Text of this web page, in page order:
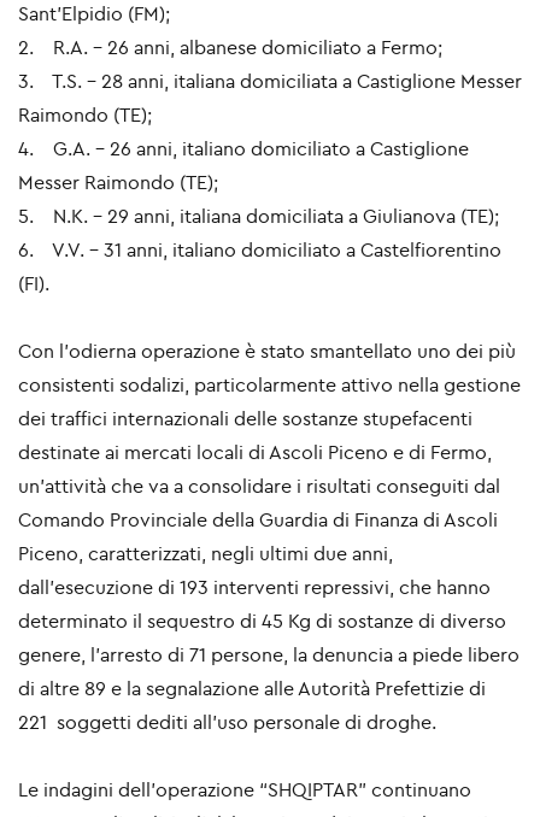
Sant’Elpidio (FM);
2. R.A. – 26 anni, albanese domiciliato a Fermo;
3. T.S. – 28 anni, italiana domiciliata a Castiglione Messer
Raimondo (TE);
4. G.A. – 26 anni, italiano domiciliato a Castiglione
Messer Raimondo (TE);
5. N.K. – 29 anni, italiana domiciliata a Giulianova (TE);
6. V.V. – 31 anni, italiano domiciliato a Castelfiorentino
(FI).
Con l’odierna operazione è stato smantellato uno dei più
consistenti sodalizi, particolarmente attivo nella gestione
dei traffici internazionali delle sostanze stupefacenti
destinate ai mercati locali di Ascoli Piceno e di Fermo,
un’attività che va a consolidare i risultati conseguiti dal
Comando Provinciale della Guardia di Finanza di Ascoli
Piceno, caratterizzati, negli ultimi due anni,
dall’esecuzione di 193 interventi repressivi, che hanno
determinato il sequestro di 45 Kg di sostanze di diverso
genere, l’arresto di 71 persone, la denuncia a piede libero
di altre 89 e la segnalazione alle Autorità Prefettizie di
221 soggetti dediti all’uso personale di droghe.
Le indagini dell’operazione “SHQIPTAR” continuano